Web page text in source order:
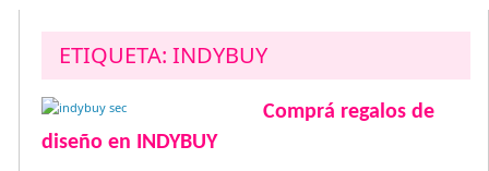
ETIQUETA: INDYBUY
Comprá regalos de
diseño en INDYBUY